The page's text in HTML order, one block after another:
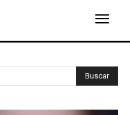
Buscar